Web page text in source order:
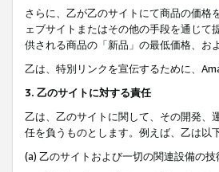
さらに、乙が乙のサイトにて商品の価格
ェブサイトまたはその他の手段を通じ
供される商品の「新品」の最低価格、お
乙は、特別リンクを宣伝するために、
3. 乙のサイトに対する責任
乙は、乙のサイトに関して、その開発、
任を負うものとします。例えば、乙は以
(a) 乙のサイトおよび一切の関連設備の技